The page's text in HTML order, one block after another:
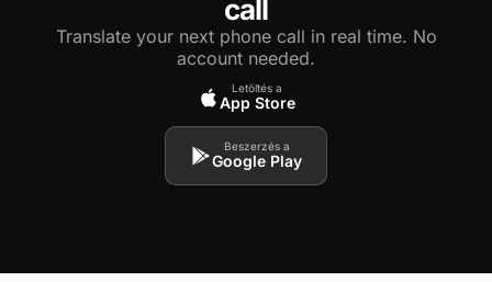
call
Translate your next phone call in real time. No
account needed.
Letöltés a
App Store
Beszerzés a
Google Play